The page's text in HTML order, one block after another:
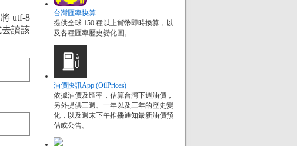
utf-8
去讀該
台灣匯率快算
提供全球 150 種以上貨幣即時換算，以
及各種匯率歷史變化圖。
油價快訊App (OilPrices)
依據油價及匯率，估算台灣下週油價，
另外提供三週、一年以及三年的歷史變
化，以及週末下午推播通知最新油價預
估或公告。